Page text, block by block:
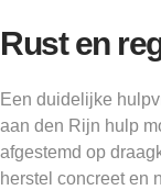
Rust en
Een duidelijke
aan den Rijn hulp
afgestemd op
herstel concreet en